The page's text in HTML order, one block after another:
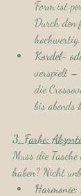
Form ist
Durch den
hochwertig.
Kordel-
verspielt –
die
bis abends
3. Farbe:
Muss die
haben? Nicht
Harmonie: